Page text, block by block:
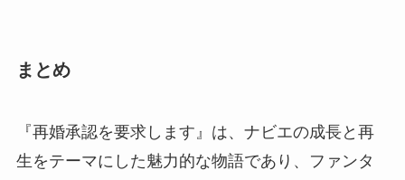
まとめ
『再婚承認を要求します』は、ナビエの成長と再
生をテーマにした魅力的な物語であり、ファンタ